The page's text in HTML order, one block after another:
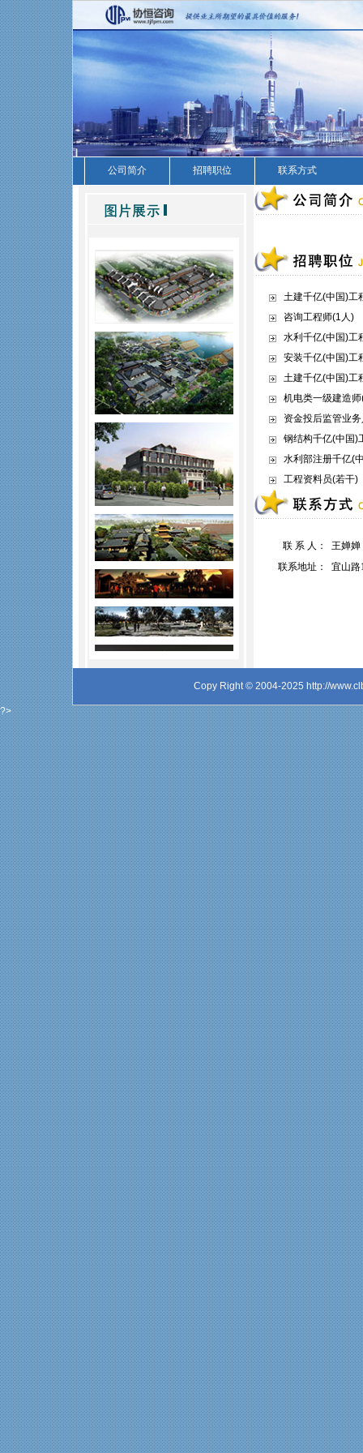
公司简介 招聘职位 联系方式
土建千亿(中国)工
咨询工程师(1人)
水利千亿(中国)工
安装千亿(中国)工
土建千亿(中国)工
机电类一级建造
资金投后监管业
钢结构千亿(中国)
水利部注册千亿(
工程资料员(若干)
联 系 人：
王婵婵
联系地址：
宜山路
Copy Right © 2004-2025 http://
?>